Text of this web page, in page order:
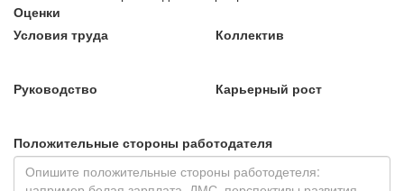
Оценки
Условия труда
Коллектив
Руководство Карьерный рост
Положительные стороны работодателя